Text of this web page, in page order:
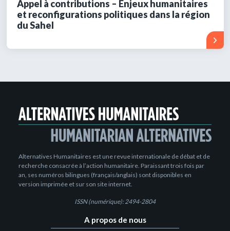
Appel à contributions – Enjeux humanitaires
et reconfigurations politiques dans la région
du Sahel
Alternatives Humanitaires est une revue internationale de débat et de
recherche consacrée à l’action humanitaire. Paraissant trois fois par
an, ses numéros bilingues (français/anglais) sont disponibles en
version imprimée et sur son site internet.
ISSN (numérique): 2494-2804
A propos de nous